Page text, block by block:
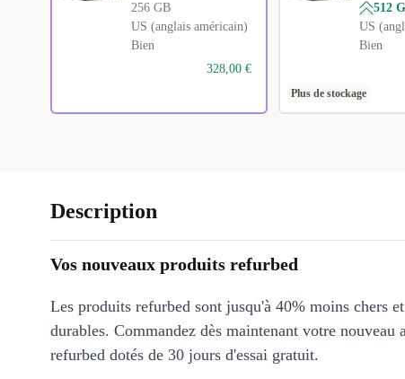
256 GB
US (anglais américain)
Bien
328,00 €
512
US
Bien
Plus de stockage
Description
Vos nouveaux produits refurbed
Les produits refurbed sont jusqu'à 40% moins chers
durables. Commandez dès maintenant votre nouveau
refurbed dotés de 30 jours d'essai gratuit.